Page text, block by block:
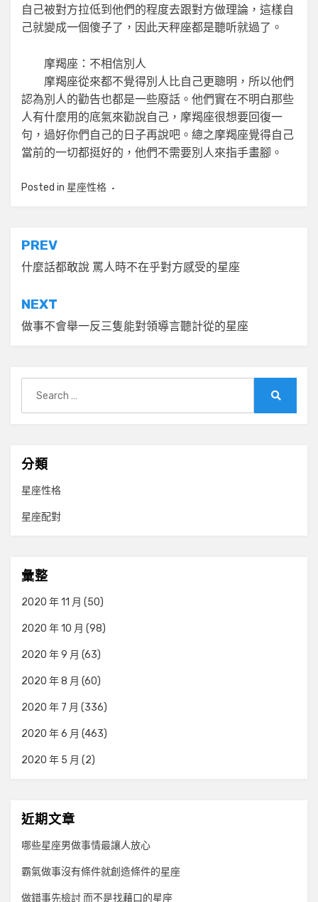
自己被對方拉低到他們的程度去跟對方做理論，這樣自
己就變成一個傻子了，因此天秤座都是聽听就過了。
摩羯座：不相信別人
摩羯座從來都不覺得別人比自己更聰明，所以他們
認為別人的勸告也都是一些廢話。他們實在不明白那些
人有什麼用的底氣來勸說自己，摩羯座很想要回復一
句，過好你們自己的日子再說吧。總之摩羯座覺得自己
當前的一切都挺好的，他們不需要別人來指手畫腳。
Posted in 星座性格
文
章
導
覽
PREV
什麼話都敢說 罵人時不在乎對方感受的星座
NEXT
做事不會舉一反三隻能對領導言聽計從的星座
for:
分類
星座性格
星座配對
彙整
2020 年 11 月 (50)
2020 年 10 月 (98)
2020 年 9 月 (63)
2020 年 8 月 (60)
2020 年 7 月 (336)
2020 年 6 月 (463)
2020 年 5 月 (2)
近期文章
哪些星座男做事情最讓人放心
霸氣做事沒有條件就創造條件的星座
做錯事先檢討 而不是找藉口的星座